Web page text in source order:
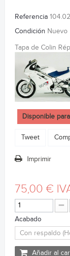
Referencia
Condición Nuevo
Tapa de Colin
Disponible
Tweet
Imprimir
75,00 €
Acabado
Añadir al